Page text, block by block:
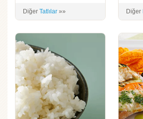
Diğer Tatlılar »» Diğer